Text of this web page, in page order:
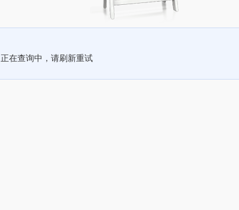
正在查询中，请刷新重试